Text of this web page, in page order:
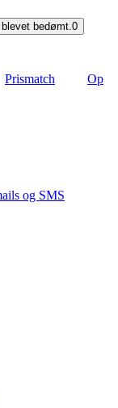
bedømt. 0
Prismatch
Op
og SMS